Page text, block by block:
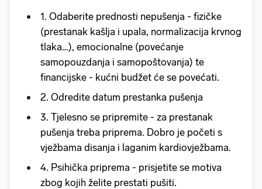
1. Odaberite prednosti nepušenja - fizičke
(prestanak kašlja i upala, normalizacija krvnog
tlaka…), emocionalne (povećanje
samopouzdanja i samopoštovanja) te
financijske - kućni budžet će se povećati.
2. Odredite datum prestanka pušenja
3. Tjelesno se pripremite - za prestanak
pušenja treba priprema. Dobro je početi s
vježbama disanja i laganim kardiovježbama.
4. Psihička priprema - prisjetite se motiva
zbog kojih želite prestati pušiti.